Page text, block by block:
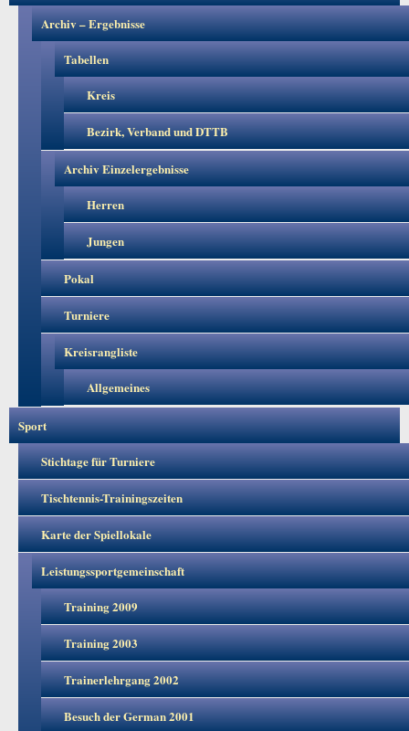
Archiv – Ergebnisse
Tabellen
Kreis
Bezirk, Verband und DTTB
Archiv Einzelergebnisse
Herren
Jungen
Pokal
Turniere
Kreisrangliste
Allgemeines
Sport
Stichtage für Turniere
Tischtennis-Trainingszeiten
Karte der Spiellokale
Leistungssportgemeinschaft
Training 2009
Training 2003
Trainerlehrgang 2002
Besuch der German 2001